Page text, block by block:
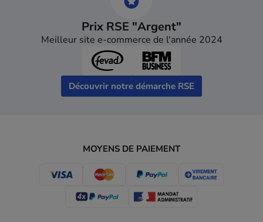
Prix RSE "Argent"
Meilleur site e-commerce de l'année 2024
Découvrir notre démarche RSE
MOYENS DE PAIEMENT